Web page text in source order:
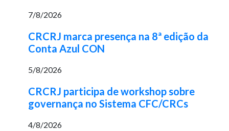
7/8/2026
CRCRJ marca presença na 8ª edição da
Conta Azul CON
5/8/2026
CRCRJ participa de workshop sobre
governança no Sistema CFC/CRCs
4/8/2026